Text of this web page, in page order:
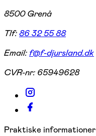
8500 Grenå
Tlf:86 32 55 88
Email:f@f-djursland.dk
CVR-nr: 65949628
Praktiske informationer